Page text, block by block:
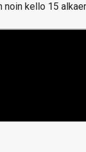
kello 15